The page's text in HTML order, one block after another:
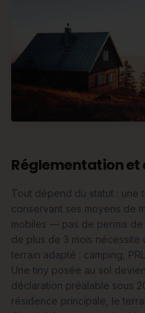
Réglementation
Tout dépend du statut : une
conservant ses moyens de
mobiles — pas de permis de
de plus de 3 mois
terrain adapté : camping,
Une tiny posée au sol
déclaration préalable sous
résidence principale, le